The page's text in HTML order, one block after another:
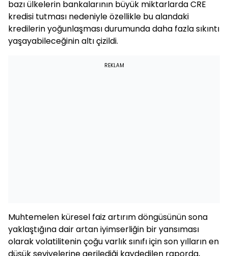
bazı ülkelerin bankalarının büyük miktarlarda CRE
kredisi tutması nedeniyle özellikle bu alandaki
kredilerin yoğunlaşması durumunda daha fazla sıkıntı
yaşayabileceğinin altı çizildi.
REKLAM
Muhtemelen küresel faiz artırım döngüsünün sona
yaklaştığına dair artan iyimserliğin bir yansıması
olarak volatilitenin çoğu varlık sınıfı için son yılların en